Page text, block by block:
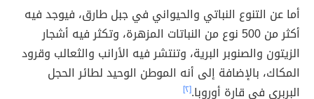
أما عن التنوع النباتي والحيواني في جبل طارق، فيوجد فيه
أكثر من 500 نوع من النباتات المزهرة، وتكثر فيه أشجار
الزيتون والصنوبر البرية، وتنتشر فيه الأرانب والثعالب وقرود
المكاك، بالإضافة إلى أنه الموطن الوحيد لطائر الحجل
البربري في قارة أوروبا.[٢]